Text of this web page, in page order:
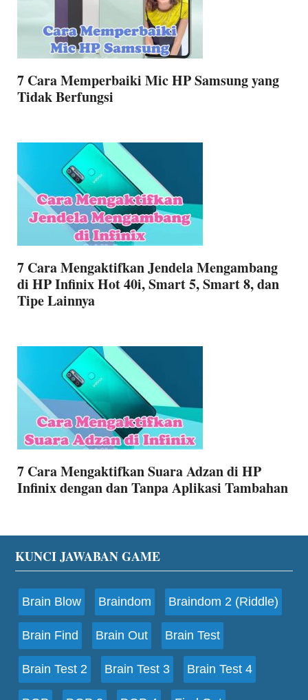
7 Cara Memperbaiki Mic HP Samsung yang
Tidak Berfungsi
7 Cara Mengaktifkan Jendela Mengambang
di HP Infinix Hot 40i, Smart 5, Smart 8, dan
Tipe Lainnya
7 Cara Mengaktifkan Suara Adzan di HP
Infinix dengan dan Tanpa Aplikasi Tambahan
Footer
KUNCI JAWABAN GAME
Brain Blow Braindom Braindom 2 (Riddle)
Brain Find Brain Out Brain Test
Brain Test 2 Brain Test 3 Brain Test 4